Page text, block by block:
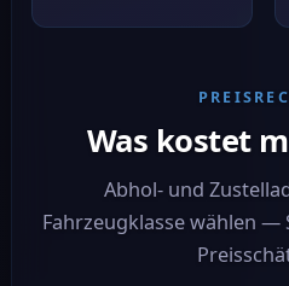
Was kostet
Abhol- und
Fahrzeugklasse wählen